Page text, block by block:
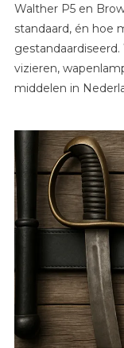
Walther P5 en
standaard, én hoe
vizieren,
middelen in